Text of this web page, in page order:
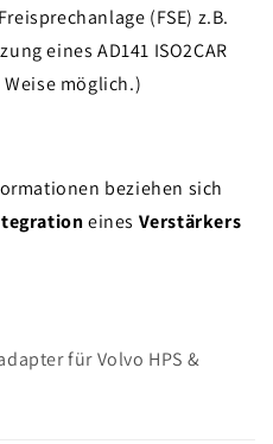
(FSE) z.B.
eines AD141 ISO2CAR
möglich.)
beziehen sich
eines Verstärkers
für Volvo HPS &